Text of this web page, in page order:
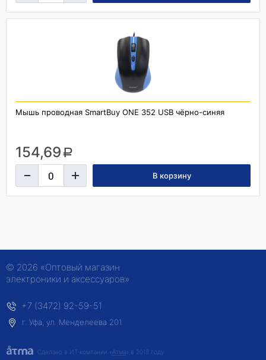
Мышь проводная SmartBuy ONE 352 USB чёрно-синяя
154,69 a
© 2026 «Оптовый магазин
электроники и аксессуаров»
+7 (3472) 92-59-51
г. Уфа, ул. Менделеева 201
Сделано в ИТ-компании «Атма» в 2018 году